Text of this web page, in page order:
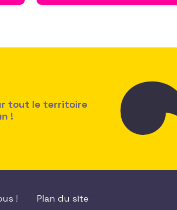
tout le territoire
!
! Plan du site